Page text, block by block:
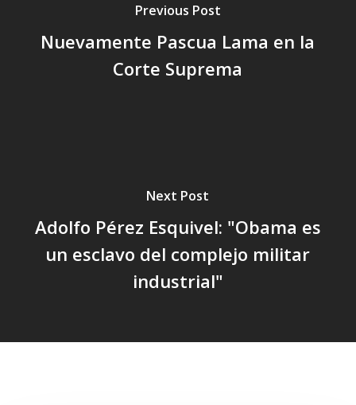
Previous Post
Nuevamente Pascua Lama en la
Corte Suprema
Next Post
Adolfo Pérez Esquivel: "Obama es
un esclavo del complejo militar
industrial"